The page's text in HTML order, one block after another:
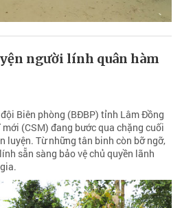
người lính quân hàm
Biên phòng (BĐBP) tỉnh Lâm Đồng
(CSM) đang bước qua chặng cuối
luyện. Từ những tân binh còn bỡ ngỡ,
sẵn sàng bảo vệ chủ quyền lãnh